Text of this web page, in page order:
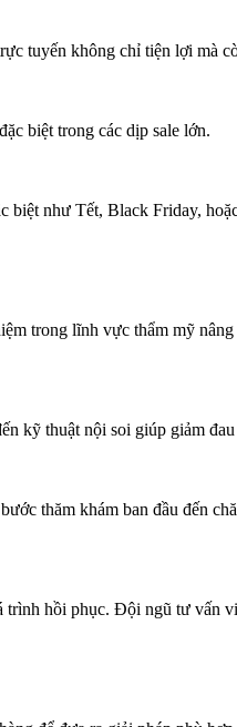
tuyến không chỉ tiện lợi mà
biệt trong các dịp sale lớn.
biệt như Tết, Black Friday,
trong lĩnh vực thẩm mỹ
kỹ thuật nội soi giúp giảm đau
thăm khám ban đầu đến
hồi phục. Đội ngũ tư vấn